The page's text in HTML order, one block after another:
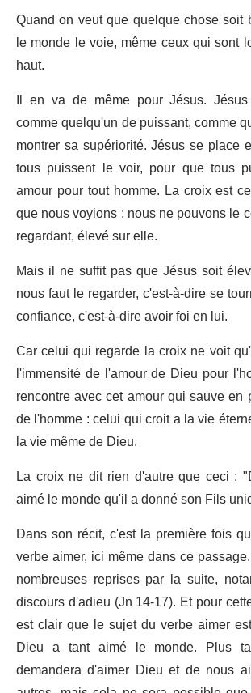
Quand on veut que quelque chose soit
le monde le voie, même ceux qui sont
haut.
Il en va de même pour Jésus.
comme quelqu'un de puissant, comme
montrer sa supériorité. Jésus se place
tous puissent le voir, pour que tous
amour pour tout homme. La croix est
que nous voyions : nous ne pouvons le
regardant, élevé sur elle.
Mais il ne suffit pas que Jésus soit
nous faut le regarder, c'est-à-dire se
confiance, c'est-à-dire avoir foi en lui.
Car celui qui regarde la croix ne voit
l'immensité de l'amour de Dieu pour
rencontre avec cet amour qui sauve
de l'homme : celui qui croit a la vie
la vie même de Dieu.
La croix ne dit rien d'autre que ceci :
aimé le monde qu'il a donné son Fils
Dans son récit, c'est la première fois
verbe aimer, ici même dans ce
nombreuses reprises par la suite,
discours d'adieu (Jn 14-17). Et pour
est clair que le sujet du verbe aimer
Dieu a tant aimé le monde. Plus
demandera d'aimer Dieu et de nous